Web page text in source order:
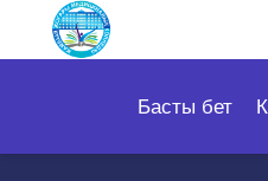
Басты бет